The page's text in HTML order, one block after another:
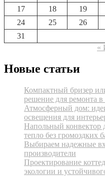
17
18 19
24
25 26
31
«
Новые статьи
Компактный бризер
решение для ремонта
Атмосферный дом:
освещения для
Напольный конвектор
тепло без громоздких
Выбираем надежные
производители
Проектирование
экологии и